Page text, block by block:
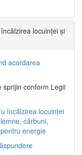
locuinței și
acordarea
sprijin conform Legii
încălzirea locuinței
cărbuni,
energie